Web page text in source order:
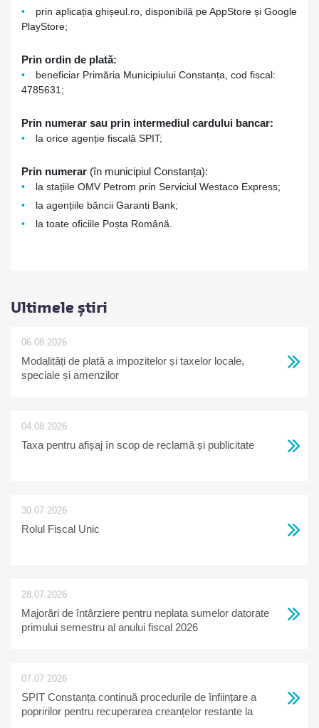
prin aplicația ghișeul.ro, disponibilă pe AppStore și Google
PlayStore;
Prin ordin de plată:
beneficiar Primăria Municipiului Constanța, cod fiscal:
4785631;
Prin numerar sau prin intermediul cardului bancar:
la orice agenție fiscală SPIT;
Prin numerar (în municipiul Constanța):
la stațiile OMV Petrom prin Serviciul Westaco Express;
la agențiile băncii Garanti Bank;
la toate oficiile Poșta Română.
Ultimele știri
06.08.2026
Modalități de plată a impozitelor și taxelor locale,
speciale și amenzilor
04.08.2026
Taxa pentru afișaj în scop de reclamă și publicitate
30.07.2026
Rolul Fiscal Unic
28.07.2026
Majorări de întârziere pentru neplata sumelor datorate
primului semestru al anului fiscal 2026
07.07.2026
SPIT Constanța continuă procedurile de înființare a
popririlor pentru recuperarea creanțelor restante la